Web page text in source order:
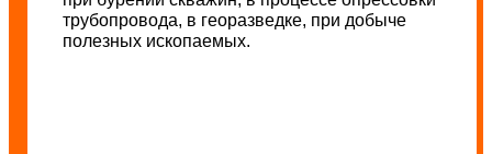
трубопровода, в георазведке, при добыче
полезных ископаемых.